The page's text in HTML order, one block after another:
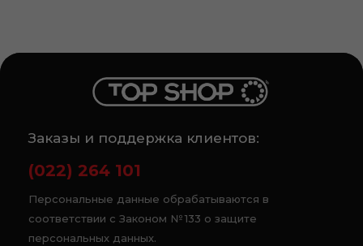
Заказы и поддержка клиентов:
(022) 264 101
Персональные данные обрабатываются в
соответствии с Законом № 133 о защите
персональных данных.